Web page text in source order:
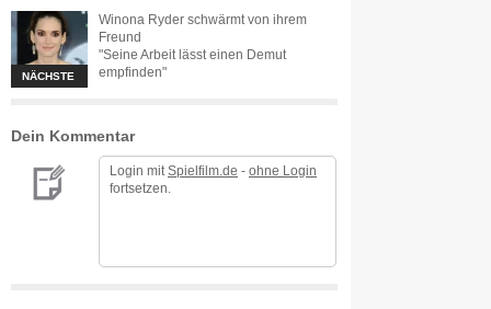
NÄCHSTE
Winona Ryder schwärmt von ihrem
Freund
"Seine Arbeit lässt einen Demut
empfinden"
Dein Kommentar
Login mit Spielfilm.de - ohne Login
fortsetzen.